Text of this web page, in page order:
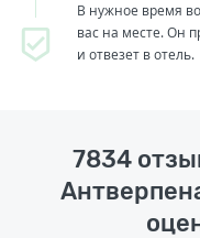
В нужное время
вас на месте. Он
и отвезет в отель.
7834